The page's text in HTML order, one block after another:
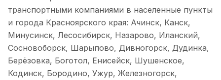
транспортными компаниями в населенные пункты
и города Красноярского края: Ачинск, Канск,
Минусинск, Лесосибирск, Назарово, Иланский,
Сосновоборск, Шарыпово, Дивногорск, Дудинка,
Берёзовка, Боготол, Енисейск, Шушенское,
Кодинск, Бородино, Ужур, Железногорск,